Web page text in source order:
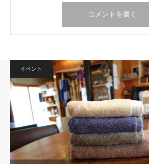
イベント